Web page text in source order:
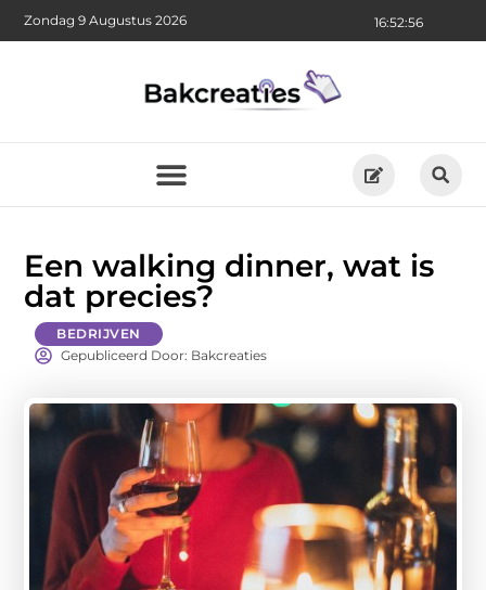
16:52:58
Zondag 9 Augustus 2026
Een walking dinner, wat is
dat precies?
BEDRIJVEN
Gepubliceerd Door: Bakcreaties